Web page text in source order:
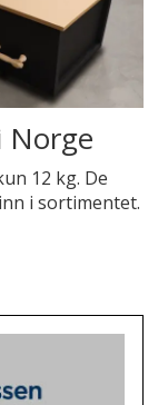
Norge
12 kg. De
i sortimentet.